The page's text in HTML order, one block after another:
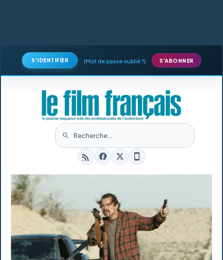
S'IDENTIFIER (Mot de passe oublié ?) S'ABONNER